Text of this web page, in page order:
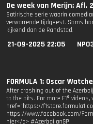
De week van Merijn: Afl. 2
Satirische serie waarin
verwarrende tijdgeest. Soms
kijkend dan de Randstad.
21-09-2025 22:05
FORMULA 1: Oscar
After crashing out of the
to the pits. For more F1®
href="https://
https://www.facebook.com/
hier</a> #AzerbaijanGP